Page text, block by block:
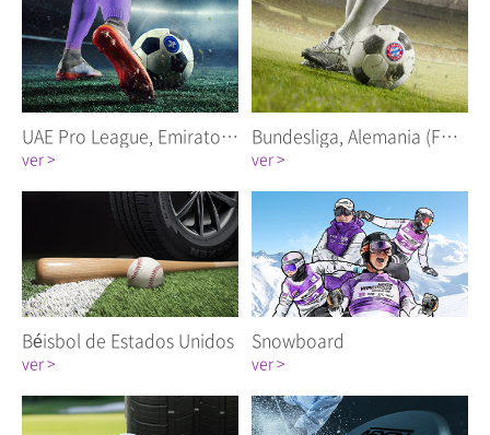
UAE Pro League, Emiratos Árabes Unidos (Al Nasr FC)
ver >
Bundesliga, Alemania (FC Bayern)
ver >
Béisbol de Estados Unidos
ver >
Snowboard
ver >